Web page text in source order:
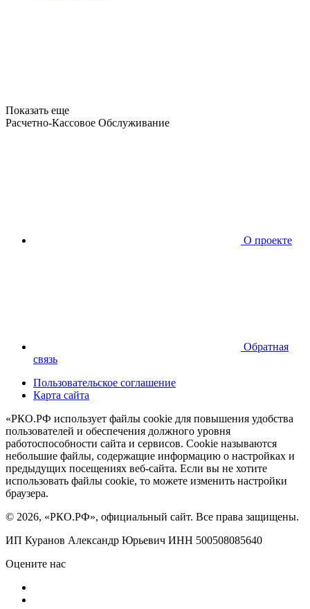
Показать еще
Расчетно-Кассовое Обслуживание
О проекте
Обратная
связь
Пользовательское соглашение
Карта сайта
«РКО.РФ использует файлы cookie для повышения удобства
пользователей и обеспечения должного уровня
работоспособности сайта и сервисов. Cookie называются
небольшие файлы, содержащие информацию о настройках и
предыдущих посещениях веб-сайта. Если вы не хотите
использовать файлы cookie, то можете изменить настройки
браузера.
© 2026, «РКО.РФ», официальный сайт. Все права защищены.
ИП Куранов Александр Юрьевич ИНН 500508085640
Оцените нас